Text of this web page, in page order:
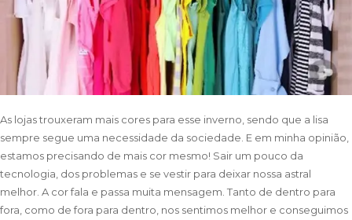
As lojas trouxeram mais cores para esse inverno, sendo que a lisa
sempre segue uma necessidade da sociedade. E em minha opinião,
estamos precisando de mais cor mesmo! Sair um pouco da
tecnologia, dos problemas e se vestir para deixar nossa astral
melhor. A cor fala e passa muita mensagem. Tanto de dentro para
fora, como de fora para dentro, nos sentimos melhor e conseguimos